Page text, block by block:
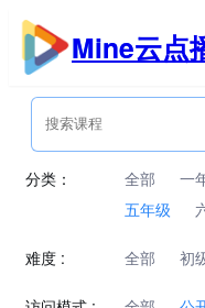
跳
内
Mine云点
分类： 全部 一
五年级
难度 : 全部 初